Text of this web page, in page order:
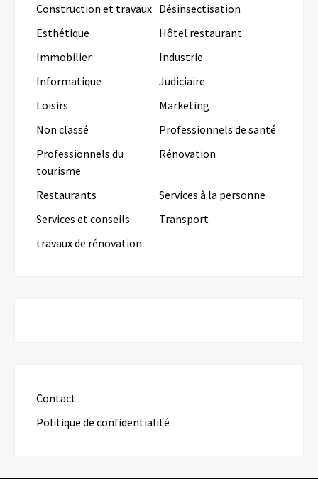
Construction et travaux Désinsectisation
Esthétique
Hôtel restaurant
Immobilier
Industrie
Informatique
Judiciaire
Loisirs
Marketing
Non classé
Professionnels de santé
Professionnels du
tourisme
Rénovation
Restaurants
Services à la personne
Services et conseils
Transport
travaux de rénovation
Contact
Politique de confidentialité